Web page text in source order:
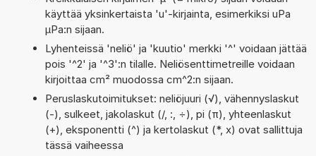
käyttää yksinkertaista 'u'-kirjainta, esimerkiksi uPa
µPa:n sijaan.
Lyhenteissä 'neliö' ja 'kuutio' merkki '^' voidaan jättää
pois '^2' ja '^3':n tilalle. Neliösenttimetreille voidaan
kirjoittaa cm² muodossa cm^2:n sijaan.
Peruslaskutoimitukset: neliöjuuri (√), vähennyslaskut
(-), sulkeet, jakolaskut (/, :, ÷), pi (π), yhteenlaskut
(+), eksponentti (^) ja kertolaskut (*, x) ovat sallittuja
tässä vaiheessa